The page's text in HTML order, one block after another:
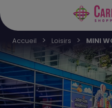
Accueil Loisirs MINI